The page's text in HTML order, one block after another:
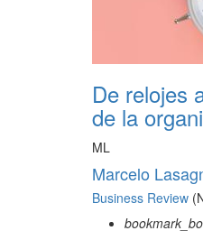
De relojes
de la
ML
Marcelo
Business Review